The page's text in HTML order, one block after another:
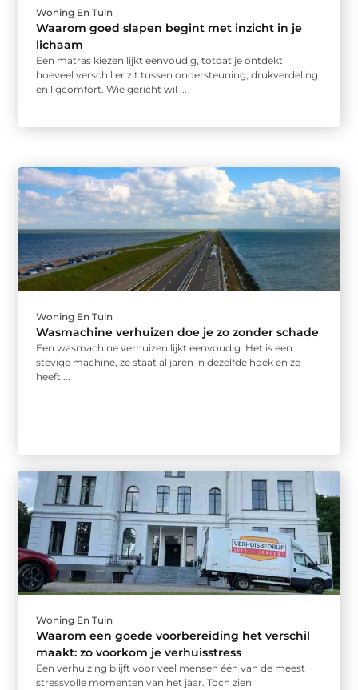
Woning En Tuin
Waarom goed slapen begint met inzicht in je
lichaam
Een matras kiezen lijkt eenvoudig, totdat je ontdekt
hoeveel verschil er zit tussen ondersteuning, drukverdeling
en ligcomfort. Wie gericht wil ...
Woning En Tuin
Wasmachine verhuizen doe je zo zonder schade
Een wasmachine verhuizen lijkt eenvoudig. Het is een
stevige machine, ze staat al jaren in dezelfde hoek en ze
heeft ...
Woning En Tuin
Waarom een goede voorbereiding het verschil
maakt: zo voorkom je verhuisstress
Een verhuizing blijft voor veel mensen één van de meest
stressvolle momenten van het jaar. Toch zien